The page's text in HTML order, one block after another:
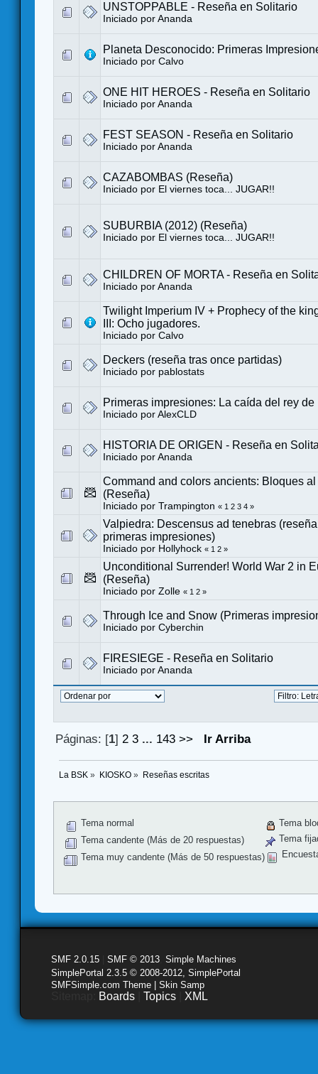
UNSTOPPABLE - Reseña en Solitario
Iniciado por Ananda
Planeta Desconocido: Primeras
Iniciado por Calvo
ONE HIT HEROES - Reseña en Solitario
Iniciado por Ananda
FEST SEASON - Reseña en Solitario
Iniciado por Ananda
CAZABOMBAS (Reseña)
Iniciado por El viernes toca... JUGAR!!
SUBURBIA (2012) (Reseña)
Iniciado por El viernes toca... JUGAR!!
CHILDREN OF MORTA - Reseña en
Iniciado por Ananda
Twilight Imperium IV + Prophecy of the
III: Ocho jugadores.
Iniciado por Calvo
Deckers (reseña tras once partidas)
Iniciado por pablostats
Primeras impresiones: La caída del rey de
Iniciado por AlexCLD
HISTORIA DE ORIGEN - Reseña en
Iniciado por Ananda
Command and colors ancients: Bloques
(Reseña)
Iniciado por Trampington « 1 2 3 4 »
Valpiedra: Descensus ad tenebras
primeras impresiones)
Iniciado por Hollyhock « 1 2 »
Unconditional Surrender! World War 2 in
(Reseña)
Iniciado por Zolle « 1 2 »
Through Ice and Snow (Primeras
Iniciado por Cyberchin
FIRESIEGE - Reseña en Solitario
Iniciado por Ananda
Páginas: [1] 2 3 ... 143 >> Ir Arriba
La BSK » KIOSKO» Reseñas escritas
Tema normal
Tema candente (Más de 20 respuestas)
Tema muy candente (Más de 50 respuestas)
Tema
Tema
SMF 2.0.15 SMF © 2013 Simple Machines
SimplePortal 2.3.5 © 2008-2012, SimplePortal
SMFSimple.com Theme | Skin Samp
Boards Topics XML